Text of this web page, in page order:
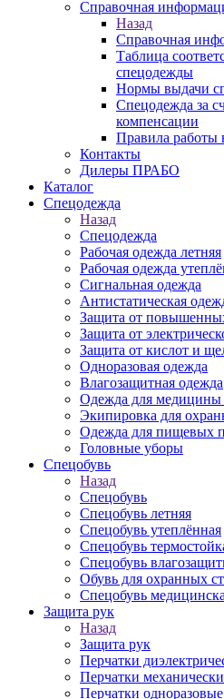
Справочная
Назад
Справочная
Таблица
спецодежды
Нормы выдачи
Спецодежда за
компенсации
Правила работы
Контакты
Дилеры ПРАБО
Каталог
Спецодежда
Назад
Спецодежда
Рабочая одежда летняя
Рабочая одежда
Сигнальная одежда
Антистатическая
Защита от
Защита от
Защита от кислот и
Одноразовая одежда
Влагозащитная одежда
Одежда для медицины
Экипировка для
Одежда для пищевых
Головные уборы
Спецобувь
Назад
Спецобувь
Спецобувь летняя
Спецобувь утеплённая
Спецобувь
Спецобувь
Обувь для охранных
Спецобувь
Защита рук
Назад
Защита рук
Перчатки
Перчатки
Перчатки одноразовые